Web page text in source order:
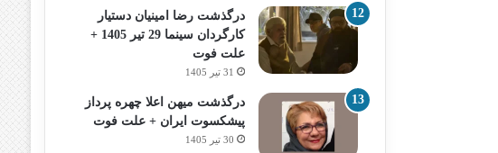
درگذشت رضا امینیان دستیار
کارگردان سینما 29 تیر 1405 +
علت فوت
31 تیر 1405
درگذشت میهن اعلا چهره پرداز
پیشکسوت ایران + علت فوت
30 تیر 1405